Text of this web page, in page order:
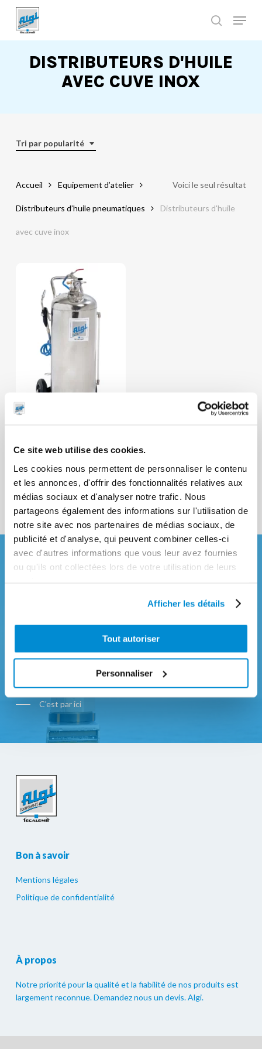
Ce site web utilise des cookies.
Les cookies nous permettent de personnaliser le contenu
et les annonces, d'offrir des fonctionnalités relatives aux
médias sociaux et d'analyser notre trafic. Nous
partageons également des informations sur l'utilisation de
notre site avec nos partenaires de médias sociaux, de
publicité et d'analyse, qui peuvent combiner celles-ci
avec d'autres informations que vous leur avez fournies
ou qu'ils ont collectées lors de votre utilisation de leurs
Afficher les détails
Tout autoriser
Personnaliser
main
DISTRIBUTEURS D'HUILE
AVEC CUVE INOX
Tri par popularité
Voici le seul résultat
Accueil Equipement d’atelier
Distributeurs d’huile pneumatiques Distributeurs d'huile
avec cuve inox
mobiles
d’huile inox
VOUS SOUHAITEZ NOUS
POUR UNE QUESTION
TECHNIQUE OU TROUVER
UN DISTRIBUTEUR
C'est par ici
Bon à savoir
Mentions légales
Politique de confidentialité
À propos
Notre priorité pour la qualité et la fiabilité de nos produits est
largement reconnue. Demandez nous un devis. Algi.